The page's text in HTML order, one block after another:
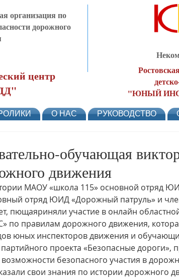
организация по
дорожного
центр
"ЮНЫЙ
О НАС РУКОВОДСТВО
обучающая
движения
МАОУ «школа 115» основной отряд
отряд ЮИД «Дорожный патруль» и
пющаяриняли участие в онлайн
по правилам дорожного движения,
юных инспекторов движения и
проекта «Безопасные дороги»,
безопасного участия в
свои знания по истории дорожного